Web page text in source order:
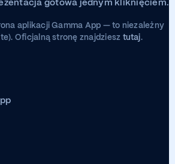
gotowa jednym kliknięciem.
aplikacji Gamma App — to niezależny
Oficjalną stronę znajdziesz tutaj.